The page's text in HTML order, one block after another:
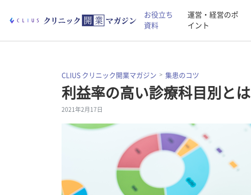
お役立ち
資料
運営・経営のポ
イント
CLIUS クリニック開業マガジン 集患のコツ
利益率の高い診療科目別とは
2021年2月17日